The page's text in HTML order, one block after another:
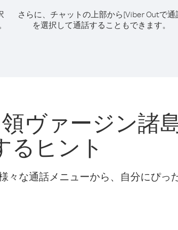
さらに、チャットの上部から[Viber Outで通
を選択して通話することもできます。
ヴァージン諸
るヒント
々な通話メニューから、自分にぴっ